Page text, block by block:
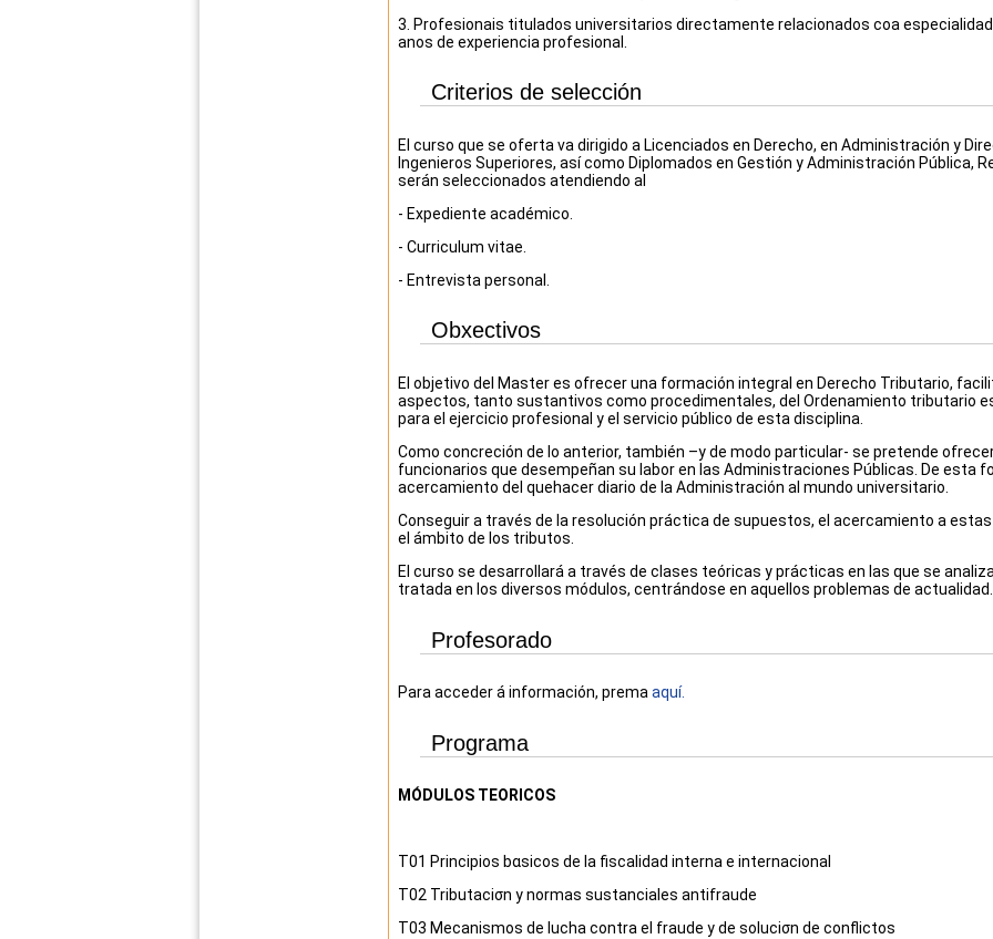
3. Profesionais titulados universitarios directamente relacionados coa
anos de experiencia profesional.
Criterios de selección
El curso que se oferta va dirigido a Licenciados en Derecho, en Administración y
Ingenieros Superiores, así como Diplomados en Gestión y Administración Pública,
serán seleccionados atendiendo al
- Expediente académico.
- Curriculum vitae.
- Entrevista personal.
Obxectivos
El objetivo del Master es ofrecer una formación integral en Derecho Tributario,
aspectos, tanto sustantivos como procedimentales, del Ordenamiento tributario
para el ejercicio profesional y el servicio público de esta disciplina.
Como concreción de lo anterior, también –y de modo particular- se pretende
funcionarios que desempeñan su labor en las Administraciones Públicas. De esta
acercamiento del quehacer diario de la Administración al mundo universitario.
Conseguir a través de la resolución práctica de supuestos, el acercamiento a
el ámbito de los tributos.
El curso se desarrollará a través de clases teóricas y prácticas en las que se
tratada en los diversos módulos, centrándose en aquellos problemas de actualidad.
Profesorado
Para acceder á información, premaaquí.
Programa
MÓDULOS TEORICOS
T01 Principios bαsicos de la fiscalidad interna e internacional
T02 Tributaciσn y normas sustanciales antifraude
T03 Mecanismos de lucha contra el fraude y de soluciσn de conflictos